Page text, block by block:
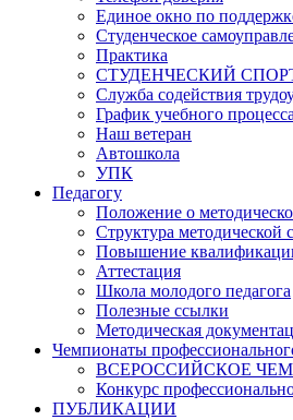
Единое окно по
Студенческое
Практика
СТУДЕНЧЕСКИЙ
Служба содействия
График учебного процесса
Наш ветеран
Автошкола
УПК
Педагогу
Положение о
Структура методической
Повышение
Аттестация
Школа молодого педагога
Полезные ссылки
Методическая
Чемпионаты
ВСЕРОССИЙСКОЕ
Конкурс
ПУБЛИКАЦИИ